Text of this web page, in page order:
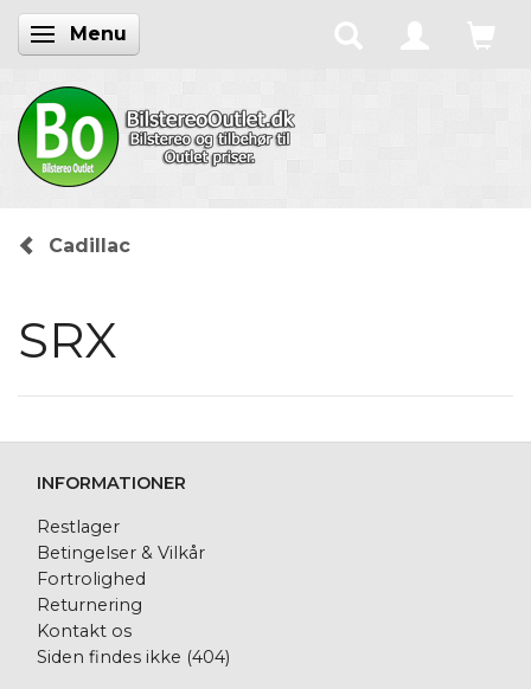
Skifte navigation
Menu
Cadillac
SRX
INFORMATIONER
Restlager
Betingelser & Vilkår
Fortrolighed
Returnering
Kontakt os
Siden findes ikke (404)